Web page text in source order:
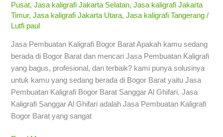
Pusat,Jasa kaligrafi Jakarta Selatan,Jasa kaligrafi Jakarta
Timur,Jasa kaligrafi Jakarta Utara,Jasa kaligrafi Tangerang /
Lutfi paul
Jasa Pembuatan Kaligrafi Bogor Barat Apakah kamu sedang
berada di Bogor Barat dan mencari Jasa Pembuatan Kaligrafi
yang bagus, profesional, dan terbaik? kami punya solusinya
untuk kamu yang sedang berada di Bogor Barat yaitu Jasa
Pembuatan Kaligrafi Bogor Barat Sanggar Al Ghifari. Jasa
Kaligrafi Sanggar Al Ghifari adalah Jasa Pembuatan Kaligrafi
Bogor Barat yang sangat